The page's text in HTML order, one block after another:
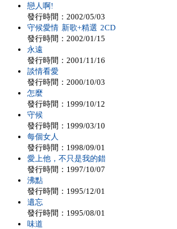
戀人啊!
發行時間：2002/05/03
守候愛情 新歌+精選 2CD
發行時間：2002/01/15
永遠
發行時間：2001/11/16
談情看愛
發行時間：2000/10/03
怎麼
發行時間：1999/10/12
守候
發行時間：1999/03/10
每個女人
發行時間：1998/09/01
愛上他，不只是我的錯
發行時間：1997/10/07
沸點
發行時間：1995/12/01
遺忘
發行時間：1995/08/01
味道